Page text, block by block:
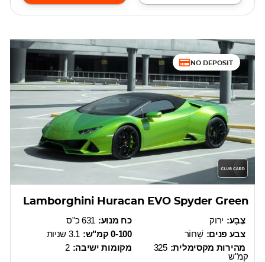
NO DEPOSIT
Lamborghini Huracan EVO Spyder Green
כח מנוע: 631 כ"ס
0-100 קמ"ש:
3.1 שניות
מקומות ישיבה: 2
צֶבַע: ירוק
צבע פנים: שָׁחוֹר
מהירות מקסימלית: 325
קמ"ש